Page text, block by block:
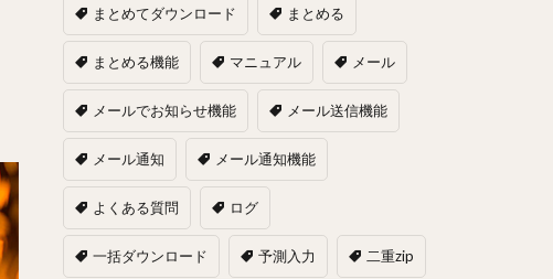
まとめてダウンロード まとめる
まとめる機能 マニュアル メール
メールでお知らせ機能 メール送信機能
メール通知 メール通知機能
よくある質問 ログ
一括ダウンロード 予測入力 二重zip